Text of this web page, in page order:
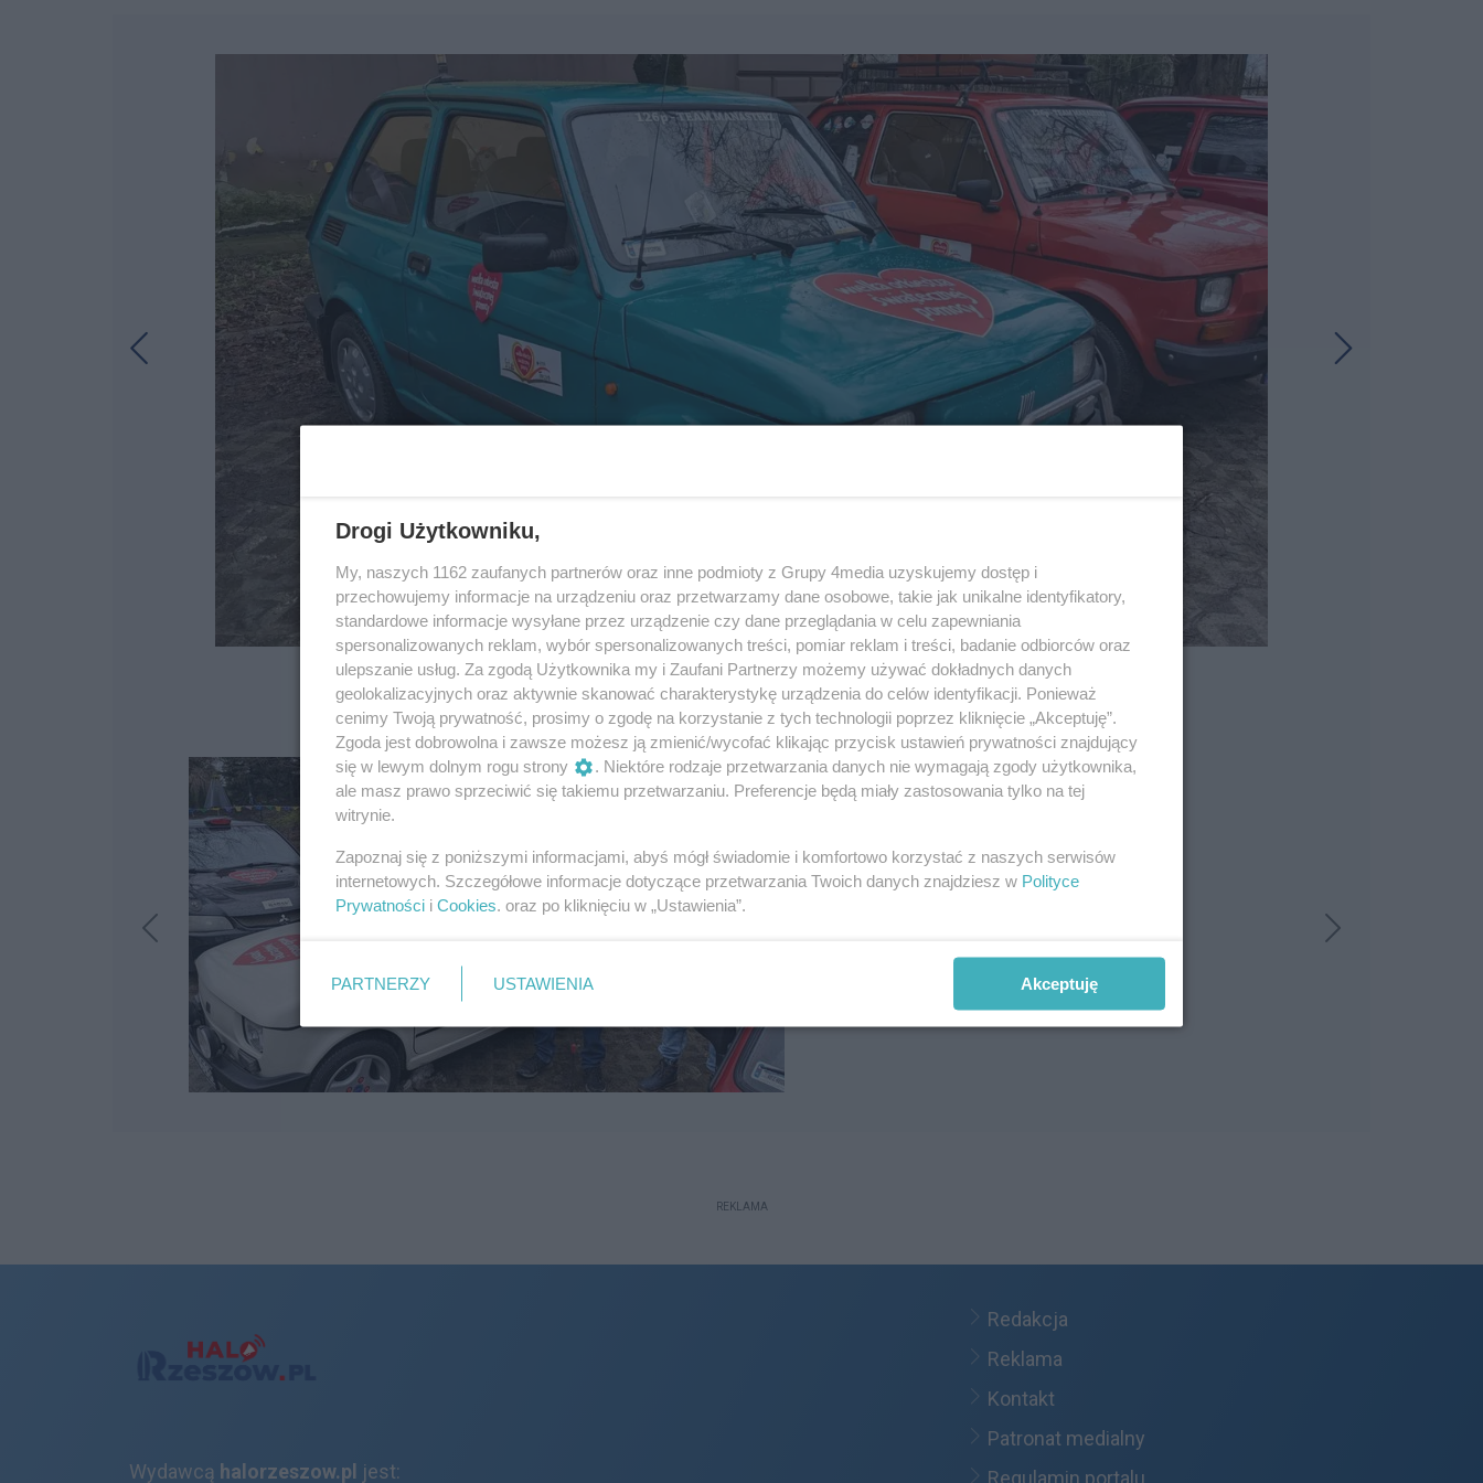
10 / 17
REKLAMA
Wydawcą halorzeszow.pl jest:
Redakcja
Reklama
Kontakt
Patronat medialny
Regulamin portalu
Drogi Użytkowniku,
My, naszych 1162 zaufanych partnerów oraz inne podmioty z Grupy 4media uzyskujemy dostęp i
przechowujemy informacje na urządzeniu oraz przetwarzamy dane osobowe, takie jak unikalne identyfikatory,
standardowe informacje wysyłane przez urządzenie czy dane przeglądania w celu zapewniania
spersonalizowanych reklam, wybór spersonalizowanych treści, pomiar reklam i treści, badanie odbiorców oraz
ulepszanie usług. Za zgodą Użytkownika my i Zaufani Partnerzy możemy używać dokładnych danych
geolokalizacyjnych oraz aktywnie skanować charakterystykę urządzenia do celów identyfikacji. Ponieważ
cenimy Twoją prywatność, prosimy o zgodę na korzystanie z tych technologii poprzez kliknięcie „Akceptuję”.
Zgoda jest dobrowolna i zawsze możesz ją zmienić/wycofać klikając przycisk ustawień prywatności znajdujący
się w lewym dolnym rogu strony
. Niektóre rodzaje przetwarzania danych nie wymagają zgody użytkownika,
ale masz prawo sprzeciwić się takiemu przetwarzaniu. Preferencje będą miały zastosowania tylko na tej
witrynie.
Zapoznaj się z poniższymi informacjami, abyś mógł świadomie i komfortowo korzystać z naszych serwisów
internetowych. Szczegółowe informacje dotyczące przetwarzania Twoich danych znajdziesz w Polityce
Prywatności i Cookies. oraz po kliknięciu w „Ustawienia”.
PARTNERZY USTAWIENIA Akceptuję